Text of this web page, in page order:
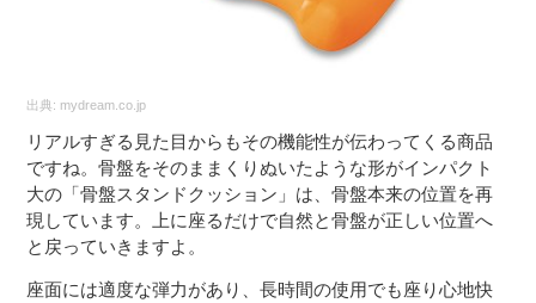
出典: mydream.co.jp
リアルすぎる見た目からもその機能性が伝わってくる商品
ですね。骨盤をそのままくりぬいたような形がインパクト
大の「骨盤スタンドクッション」は、骨盤本来の位置を再
現しています。上に座るだけで自然と骨盤が正しい位置へ
と戻っていきますよ。
座面には適度な弾力があり、長時間の使用でも座り心地快